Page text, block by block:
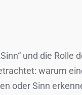
und die Rolle
warum
oder Sinn